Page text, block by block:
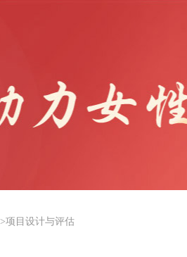
>项目设计与评估